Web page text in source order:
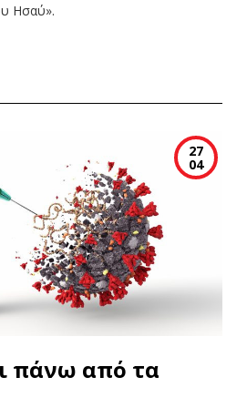
Ησαύ».
27
04
πάνω από τα